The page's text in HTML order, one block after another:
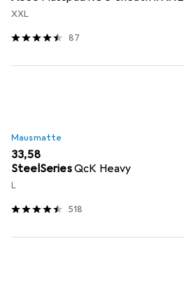
XXL
87
Mausmatte
EUR
33,58
SteelSeriesQcK Heavy
L
518